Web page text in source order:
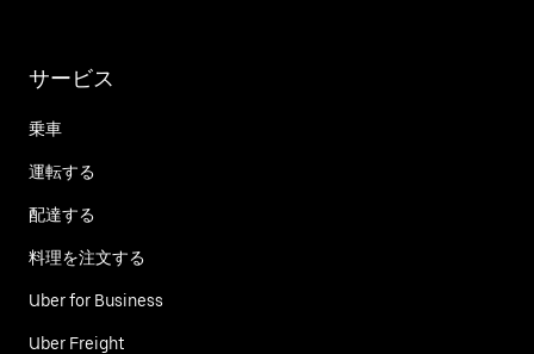
サービス
乗車
運転する
配達する
料理を注文する
Uber for Business
Uber Freight